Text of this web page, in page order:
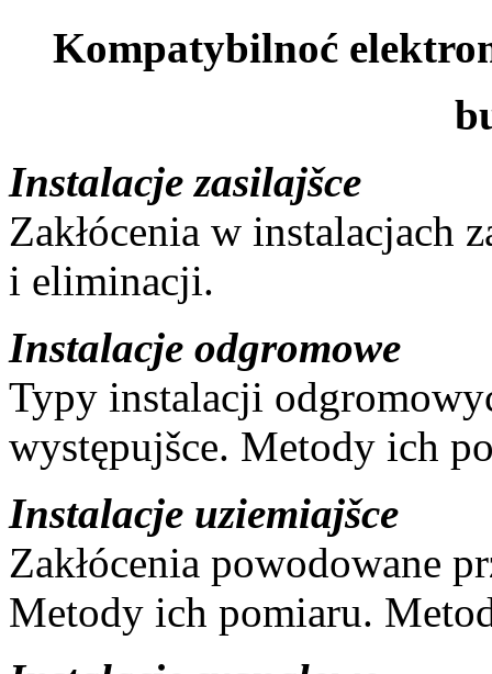
Kompatybilnoć
Instalacje zasilajšce
Zakłócenia w instalacjach
i eliminacji.
Instalacje odgromowe
Typy instalacji
występujšce. Metody ich
Instalacje uziemiajšce
Zakłócenia powodowane
Metody ich pomiaru.